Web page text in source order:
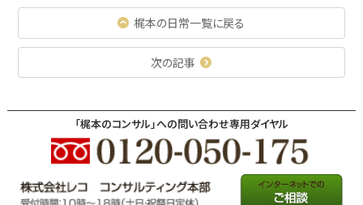
梶本の日常一覧に戻る
次の記事
「梶本のコンサル」への問い合わせ専用ダイヤル